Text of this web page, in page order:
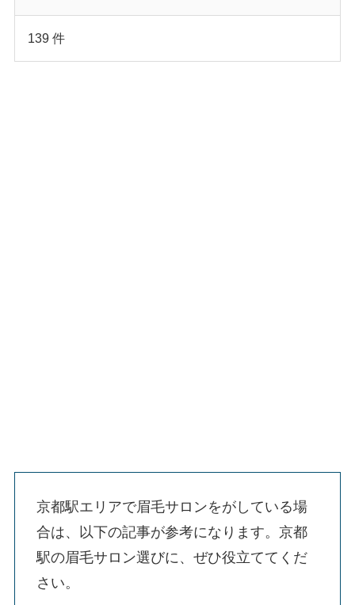
139 件
京都駅エリアで眉毛サロンをがしている場
合は、以下の記事が参考になります。京都
駅の眉毛サロン選びに、ぜひ役立ててくだ
さい。